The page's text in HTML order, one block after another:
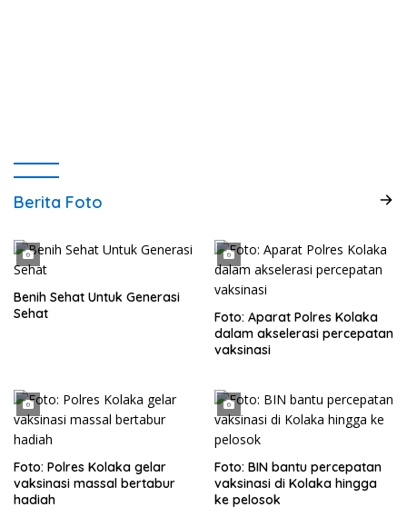
Berita Foto
Benih Sehat Untuk Generasi
Sehat
Foto: Aparat Polres Kolaka
dalam akselerasi percepatan
vaksinasi
Foto: Polres Kolaka gelar
vaksinasi massal bertabur
hadiah
Foto: BIN bantu percepatan
vaksinasi di Kolaka hingga
ke pelosok